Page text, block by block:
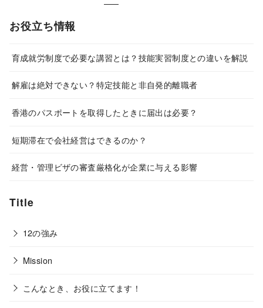
お役立ち情報
育成就労制度で必要な講習とは？技能実習制度との違いを解説
解雇は絶対できない？特定技能と非自発的離職者
香港のパスポートを取得したときに届出は必要？
短期滞在で会社経営はできるのか？
経営・管理ビザの審査厳格化が企業に与える影響
Title
12の強み
Mission
こんなとき、お役に立てます！